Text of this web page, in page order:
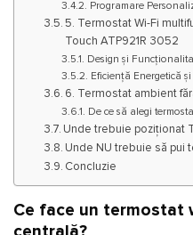
Programare
5. Termostat Wi-Fi
Touch ATP921R 3052
Design și
Eficiență Energetică
6. Termostat ambient
De ce să alegi
Unde trebuie poziționat
Unde NU trebuie să pui
Concluzie
Ce face un termostat
centrală?